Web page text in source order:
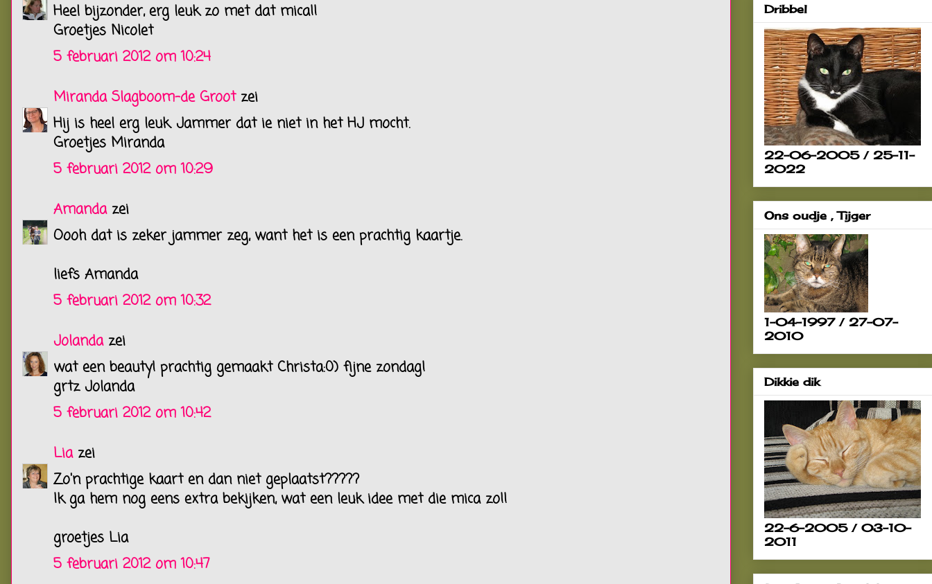
Heel bijzonder, erg leuk zo met dat mica!!
Groetjes Nicolet
5 februari 2012 om 10:24
Miranda Slagboom-de Grootzei
Hij is heel erg leuk. Jammer dat ie niet in het HJ mocht.
Groetjes Miranda
5 februari 2012 om 10:29
Amandazei
Oooh dat is zeker jammer zeg, want het is een prachtig kaartje.
liefs Amanda
5 februari 2012 om 10:32
Jolandazei
wat een beauty! prachtig gemaakt Christa:0) fijne zondag!
grtz Jolanda
5 februari 2012 om 10:42
Liazei
Zo'n prachtige kaart en dan niet geplaatst?????
Ik ga hem nog eens extra bekijken, wat een leuk idee met die mica zo!!
groetjes Lia
5 februari 2012 om 10:47
Dribbel
22-06-2005 / 25-11-
2022
Ons oudje , Tijger
1-04-1997 / 27-07-
2010
Dikkie dik
22-6-2005 / 03-10-
2011